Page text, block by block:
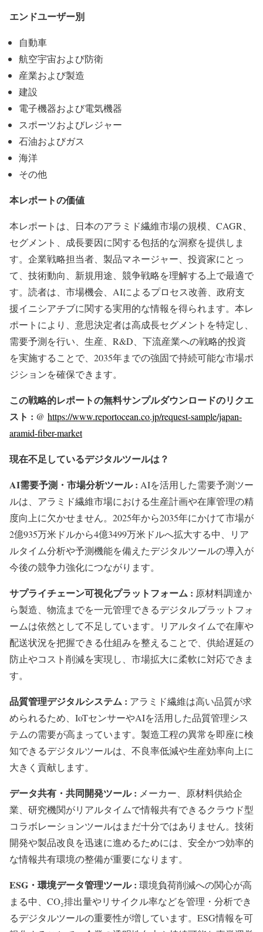
エンドユーザー別
自動車
航空宇宙および防衛
産業および製造
建設
電子機器および電気機器
スポーツおよびレジャー
石油およびガス
海洋
その他
本レポートの価値
本レポートは、日本のアラミド繊維市場の規模、CAGR、
セグメント、成長要因に関する包括的な洞察を提供しま
す。企業戦略担当者、製品マネージャー、投資家にとっ
て、技術動向、新規用途、競争戦略を理解する上で最適で
す。読者は、市場機会、AIによるプロセス改善、政府支
援イニシアチブに関する実用的な情報を得られます。本レ
ポートにより、意思決定者は高成長セグメントを特定し、
需要予測を行い、生産、R&D、下流産業への戦略的投資
を実施することで、2035年までの強固で持続可能な市場ポ
ジションを確保できます。
この戦略的レポートの無料サンプルダウンロードのリクエ
スト : @ https://www.reportocean.co.jp/request-sample/japan-
aramid-fiber-market
現在不足しているデジタルツールは？
AI需要予測・市場分析ツール : AIを活用した需要予測ツー
ルは、アラミド繊維市場における生産計画や在庫管理の精
度向上に欠かせません。2025年から2035年にかけて市場が
2億935万米ドルから4億3499万米ドルへ拡大する中、リア
ルタイム分析や予測機能を備えたデジタルツールの導入が
今後の競争力強化につながります。
サプライチェーン可視化プラットフォーム : 原材料調達か
ら製造、物流までを一元管理できるデジタルプラットフォ
ームは依然として不足しています。リアルタイムで在庫や
配送状況を把握できる仕組みを整えることで、供給遅延の
防止やコスト削減を実現し、市場拡大に柔軟に対応できま
す。
品質管理デジタルシステム : アラミド繊維は高い品質が求
められるため、IoTセンサーやAIを活用した品質管理シス
テムの需要が高まっています。製造工程の異常を即座に検
知できるデジタルツールは、不良率低減や生産効率向上に
大きく貢献します。
データ共有・共同開発ツール : メーカー、原材料供給企
業、研究機関がリアルタイムで情報共有できるクラウド型
コラボレーションツールはまだ十分ではありません。技術
開発や製品改良を迅速に進めるためには、安全かつ効率的
な情報共有環境の整備が重要になります。
ESG・環境データ管理ツール : 環境負荷削減への関心が高
まる中、CO₂排出量やリサイクル率などを管理・分析でき
るデジタルツールの重要性が増しています。ESG情報を可